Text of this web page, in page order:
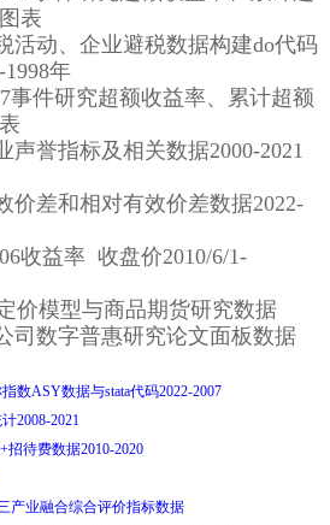
表
活动、企业避税数据构建do代码
年
事件研究超额收益率、累计超额
声誉指标及相关数据2000-2021
价差和相对有效价差数据2022-
收益率 收盘价2010/6/1-
价模型与商品期货研究数据
司数字普惠研究论文面板数据
数ASY数据与stata代码2022-2007
2008-2021
待费数据2010-2020
产业融合综合评价指标数据